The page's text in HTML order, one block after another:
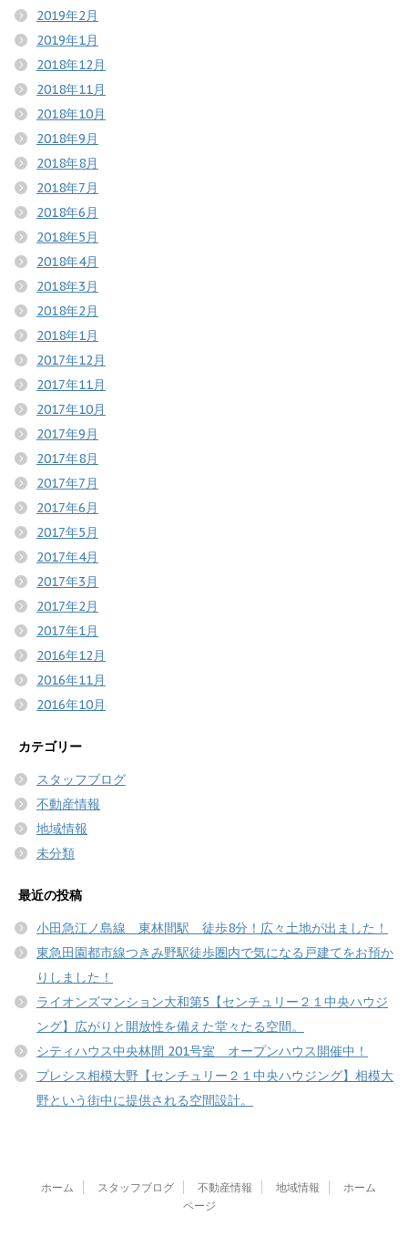
2019年2月
2019年1月
2018年12月
2018年11月
2018年10月
2018年9月
2018年8月
2018年7月
2018年6月
2018年5月
2018年4月
2018年3月
2018年2月
2018年1月
2017年12月
2017年11月
2017年10月
2017年9月
2017年8月
2017年7月
2017年6月
2017年5月
2017年4月
2017年3月
2017年2月
2017年1月
2016年12月
2016年11月
2016年10月
カテゴリー
スタッフブログ
不動産情報
地域情報
未分類
最近の投稿
小田急江ノ島線 東林間駅 徒歩8分！広々土地が出ました！
東急田園都市線つきみ野駅徒歩圏内で気になる戸建てをお預か
りしました！
ライオンズマンション大和第5【センチュリー２１中央ハウジ
ング】広がりと開放性を備えた堂々たる空間。
シティハウス中央林間 201号室 オープンハウス開催中！
プレシス相模大野【センチュリー２１中央ハウジング】相模大
野という街中に提供される空間設計。
ホーム スタッフブログ 不動産情報 地域情報
ホーム
ページ